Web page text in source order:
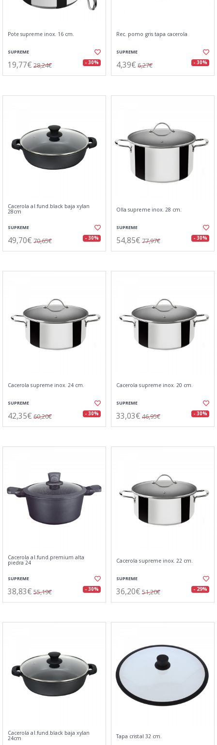
Pote supreme inox. 16 cm.
SUPREME
19,77€ 28,24€ - 30%
Rec. pomo gris tapa cacerola
SUPREME
4,39€ 6,27€ - 30%
Cacerola al.fund.black baja xylan
28cm
SUPREME
49,70€ 70,65€ - 30%
Olla supreme inox. 28 cm.
SUPREME
54,85€ 77,97€ - 30%
Cacerola supreme inox. 24 cm.
SUPREME
42,35€ 60,20€ - 30%
Cacerola supreme inox. 20 cm.
SUPREME
33,03€ 46,95€ - 30%
Cacerola al.fund.premium alta
piedra 24
SUPREME
38,83€ 55,19€ - 30%
Cacerola supreme inox. 22 cm.
SUPREME
36,20€ 51,20€ - 29%
Cacerola al.fund.black baja xylan
24cm Tapa cristal 32 cm.